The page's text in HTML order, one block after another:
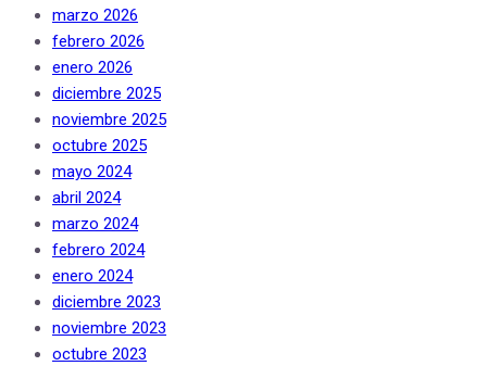
marzo 2026
febrero 2026
enero 2026
diciembre 2025
noviembre 2025
octubre 2025
mayo 2024
abril 2024
marzo 2024
febrero 2024
enero 2024
diciembre 2023
noviembre 2023
octubre 2023